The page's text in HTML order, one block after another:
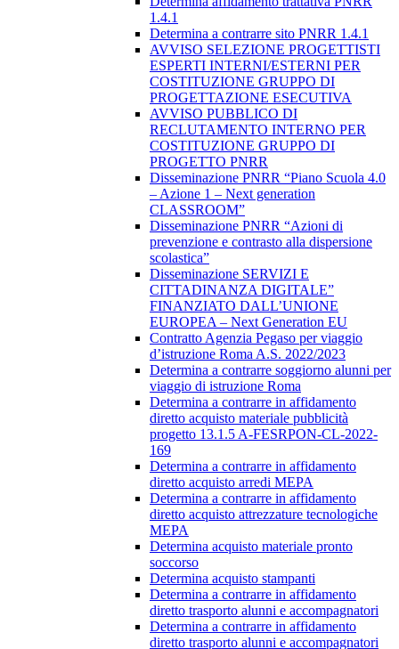
1.4.1
Determina a contrarre sito PNRR 1.4.1
AVVISO SELEZIONE PROGETTISTI
ESPERTI INTERNI/ESTERNI PER
COSTITUZIONE GRUPPO DI
PROGETTAZIONE ESECUTIVA
AVVISO PUBBLICO DI
RECLUTAMENTO INTERNO PER
COSTITUZIONE GRUPPO DI
PROGETTO PNRR
Disseminazione PNRR “Piano Scuola 4.0
– Azione 1 – Next generation
CLASSROOM”
Disseminazione PNRR “Azioni di
prevenzione e contrasto alla dispersione
scolastica”
Disseminazione SERVIZI E
CITTADINANZA DIGITALE”
FINANZIATO DALL’UNIONE
EUROPEA – Next Generation EU
Contratto Agenzia Pegaso per viaggio
d’istruzione Roma A.S. 2022/2023
Determina a contrarre soggiorno alunni per
viaggio di istruzione Roma
Determina a contrarre in affidamento
diretto acquisto materiale pubblicità
progetto 13.1.5 A-FESRPON-CL-2022-
169
Determina a contrarre in affidamento
diretto acquisto arredi MEPA
Determina a contrarre in affidamento
diretto acquisto attrezzature tecnologiche
MEPA
Determina acquisto materiale pronto
soccorso
Determina acquisto stampanti
Determina a contrarre in affidamento
diretto trasporto alunni e accompagnatori
Determina a contrarre in affidamento
diretto trasporto alunni e accompagnatori